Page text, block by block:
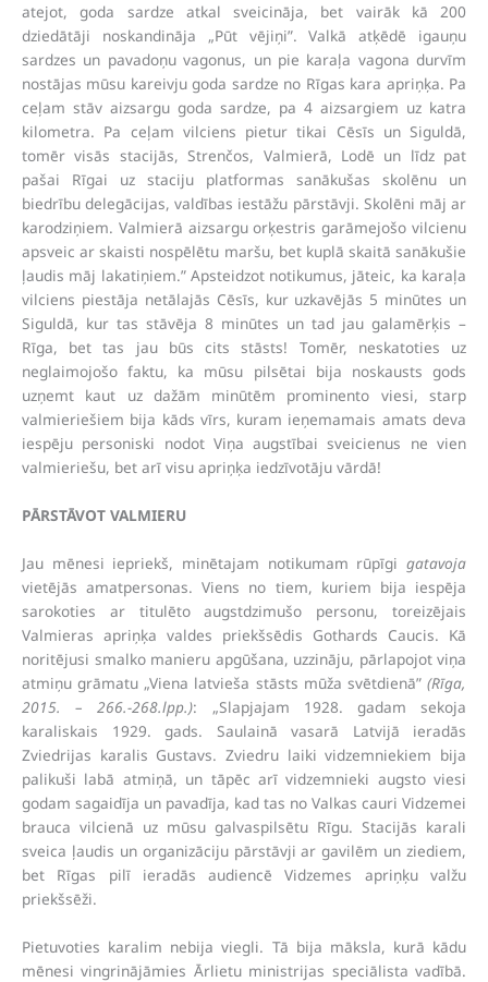
atejot, goda sardze atkal sveicināja, bet vairāk kā 200
dziedātāji noskandināja „Pūt vējiņi”. Valkā atķēdē igauņu
sardzes un pavadoņu vagonus, un pie karaļa vagona durvīm
nostājas mūsu kareivju goda sardze no Rīgas kara apriņķa. Pa
ceļam stāv aizsargu goda sardze, pa 4 aizsargiem uz katra
kilometra. Pa ceļam vilciens pietur tikai Cēsīs un Siguldā,
tomēr visās stacijās, Strenčos, Valmierā, Lodē un līdz pat
pašai Rīgai uz staciju platformas sanākušas skolēnu un
biedrību delegācijas, valdības iestāžu pārstāvji. Skolēni māj ar
karodziņiem. Valmierā aizsargu orķestris garāmejošo vilcienu
apsveic ar skaisti nospēlētu maršu, bet kuplā skaitā sanākušie
ļaudis māj lakatiņiem.” Apsteidzot notikumus, jāteic, ka karaļa
vilciens piestāja netālajās Cēsīs, kur uzkavējās 5 minūtes un
Siguldā, kur tas stāvēja 8 minūtes un tad jau galamērķis –
Rīga, bet tas jau būs cits stāsts! Tomēr, neskatoties uz
neglaimojošo faktu, ka mūsu pilsētai bija noskausts gods
uzņemt kaut uz dažām minūtēm prominento viesi, starp
valmieriešiem bija kāds vīrs, kuram ieņemamais amats deva
iespēju personiski nodot Viņa augstībai sveicienus ne vien
valmieriešu, bet arī visu apriņķa iedzīvotāju vārdā!
PĀRSTĀVOT VALMIERU
Jau mēnesi iepriekš, minētajam notikumam rūpīgi gatavoja
vietējās amatpersonas. Viens no tiem, kuriem bija iespēja
sarokoties ar titulēto augstdzimušo personu, toreizējais
Valmieras apriņķa valdes priekšsēdis Gothards Caucis. Kā
noritējusi smalko manieru apgūšana, uzzināju, pārlapojot viņa
atmiņu grāmatu „Viena latvieša stāsts mūža svētdienā” (Rīga,
2015. – 266.-268.lpp.): „Slapjajam 1928. gadam sekoja
karaliskais 1929. gads. Saulainā vasarā Latvijā ieradās
Zviedrijas karalis Gustavs. Zviedru laiki vidzemniekiem bija
palikuši labā atmiņā, un tāpēc arī vidzemnieki augsto viesi
godam sagaidīja un pavadīja, kad tas no Valkas cauri Vidzemei
brauca vilcienā uz mūsu galvaspilsētu Rīgu. Stacijās karali
sveica ļaudis un organizāciju pārstāvji ar gavilēm un ziediem,
bet Rīgas pilī ieradās audiencē Vidzemes apriņķu valžu
priekšsēži.
Pietuvoties karalim nebija viegli. Tā bija māksla, kurā kādu
mēnesi vingrinājāmies Ārlietu ministrijas speciālista vadībā.